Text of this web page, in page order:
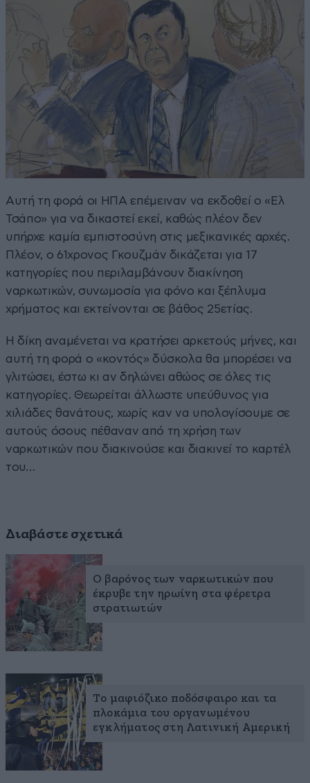
Αυτή τη φορά οι ΗΠΑ επέμειναν να εκδοθεί ο «Ελ
Τσάπο» για να δικαστεί εκεί, καθώς πλέον δεν
υπήρχε καμία εμπιστοσύνη στις μεξικανικές αρχές.
Πλέον, ο 61χρονος Γκουζμάν δικάζεται για 17
κατηγορίες που περιλαμβάνουν διακίνηση
ναρκωτικών, συνωμοσία για φόνο και ξέπλυμα
χρήματος και εκτείνονται σε βάθος 25ετίας.
Η δίκη αναμένεται να κρατήσει αρκετούς μήνες, και
αυτή τη φορά ο «κοντός» δύσκολα θα μπορέσει να
γλιτώσει, έστω κι αν δηλώνει αθώος σε όλες τις
κατηγορίες. Θεωρείται άλλωστε υπεύθυνος για
χιλιάδες θανάτους, χωρίς καν να υπολογίσουμε σε
αυτούς όσους πέθαναν από τη χρήση των
ναρκωτικών που διακινούσε και διακινεί το καρτέλ
του…
Διαβάστε σχετικά
Ο βαρόνος των ναρκωτικών που
έκρυβε την ηρωίνη στα φέρετρα
στρατιωτών
Το μαφιόζικο ποδόσφαιρο και τα
πλοκάμια του οργανωμένου
εγκλήματος στη Λατινική Αμερική